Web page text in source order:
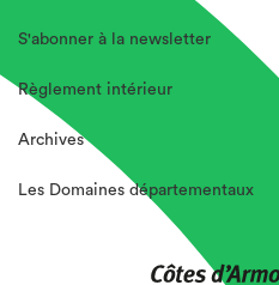
S'abonner à la newsletter
Règlement intérieur
Archives
Les Domaines départementaux